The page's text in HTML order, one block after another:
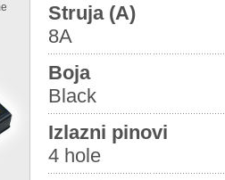
Struja (A)
8A
Boja
Black
Izlazni pinovi
4 hole